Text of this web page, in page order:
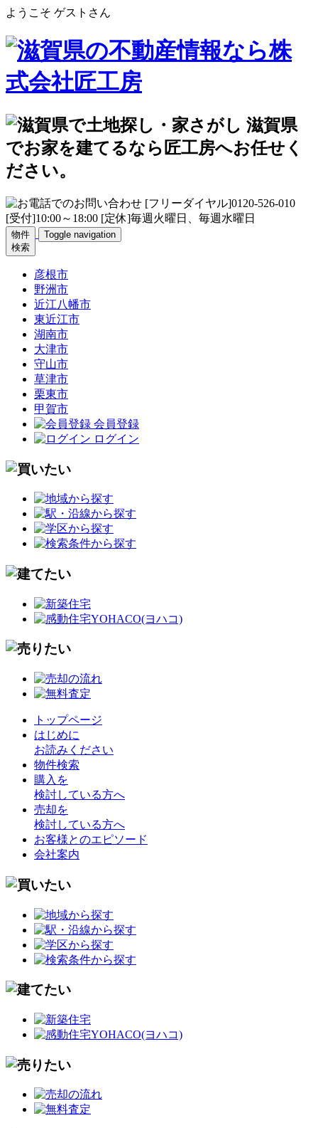
ようこそ ゲストさん
物件
検索
Toggle navigation
彦根市
野洲市
近江八幡市
東近江市
湖南市
大津市
守山市
草津市
栗東市
甲賀市
会員登録
ログイン
トップページ
はじめに
お読みください
物件検索
購入を
検討している方へ
売却を
検討している方へ
お客様とのエピソード
会社案内